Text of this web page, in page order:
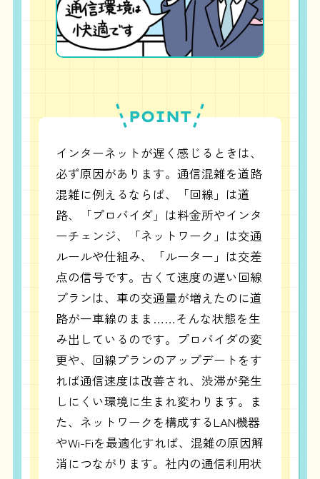
POINT
インターネットが遅く感じるときは、
必ず原因があります。通信混雑を道路
混雑に例えるならば、「回線」は道
路、「プロバイダ」は料金所やインタ
ーチェンジ、「ネットワーク」は交通
ルールや仕組み、「ルーター」は交差
点の信号です。古くて速度の遅い回線
プランは、車の交通量が増えたのに道
路が一車線のまま……そんな状態を生
み出しているのです。プロバイダの変
更や、回線プランのアップデートをす
れば通信速度は改善され、渋滞が発生
しにくい環境に生まれ変わります。ま
た、ネットワークを構成するLAN機器
やWi-Fiを最適化すれば、混雑の原因解
消につながります。社内の通信利用状